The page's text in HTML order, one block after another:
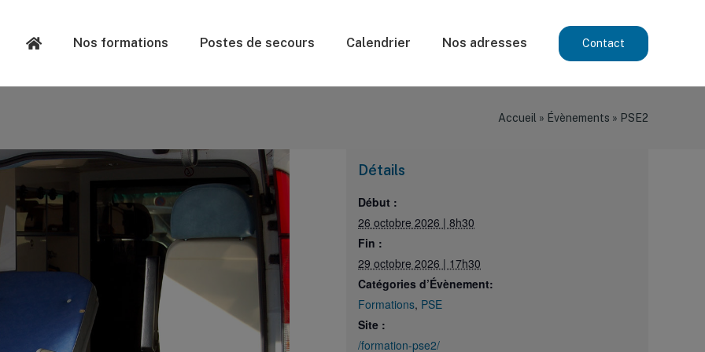
Nos formations Postes de secours Calendrier Nos adresses Contact
Accueil » Évènements » PSE2
Détails
Début :
26 octobre 2026 | 8h30
Fin :
29 octobre 2026 | 17h30
Catégories d’Évènement:
Formations, PSE
Site :
/formation-pse2/